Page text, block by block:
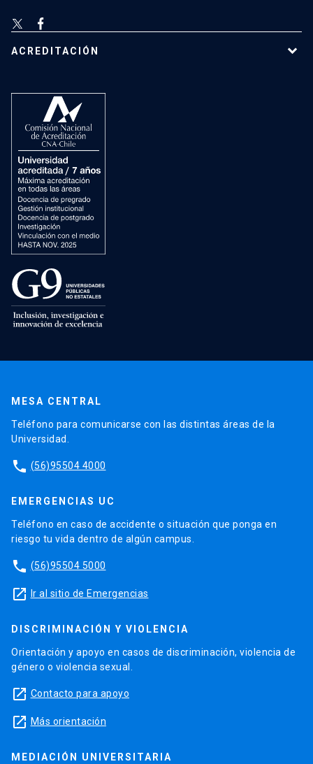
ACREDITACIÓN
MESA CENTRAL
Teléfono para comunicarse con las distintas áreas de la
Universidad.
phone (56)95504 4000
EMERGENCIAS UC
Teléfono en caso de accidente o situación que ponga en
riesgo tu vida dentro de algún campus.
phone (56)95504 5000
launch Ir al sitio de Emergencias
DISCRIMINACIÓN Y VIOLENCIA
Orientación y apoyo en casos de discriminación, violencia de
género o violencia sexual.
launch Contacto para apoyo
launch Más orientación
MEDIACIÓN UNIVERSITARIA